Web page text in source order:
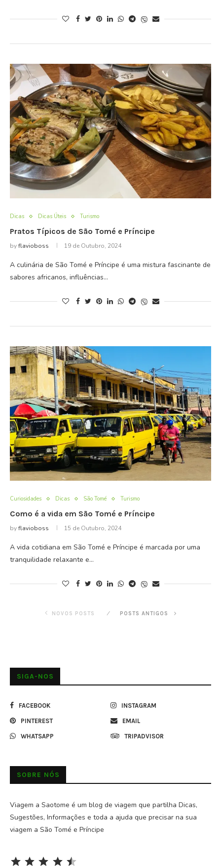
Dicas Dicas Úteis Turismo
Pratos Típicos de São Tomé e Príncipe
byflavioboss 19 de Outubro, 2024
A culinária de São Tomé e Príncipe é uma mistura fascinante de
sabores africanos, influências…
Curiosidades Dicas São Tomé Turismo
Como é a vida em São Tomé e Príncipe
byflavioboss 15 de Outubro, 2024
A vida cotidiana em São Tomé e Príncipe é marcada por uma
tranquilidade relaxante e…
NOVOS POSTS POSTS ANTIGOS
SIGA-NOS
FACEBOOK INSTAGRAM
PINTEREST EMAIL
WHATSAPP TRIPADVISOR
SOBRE NÓS
Viagem a Saotome é um blog de viagem que partilha Dicas,
Sugestões, Informações e toda a ajuda que precisar na sua
viagem a São Tomé e Príncipe
⭐⭐⭐ ⭐⭐